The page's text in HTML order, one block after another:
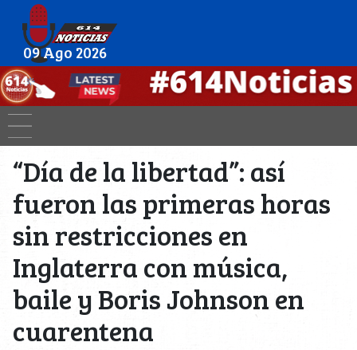
09 Ago 2026
“Día de la libertad”: así
fueron las primeras horas
sin restricciones en
Inglaterra con música,
baile y Boris Johnson en
cuarentena